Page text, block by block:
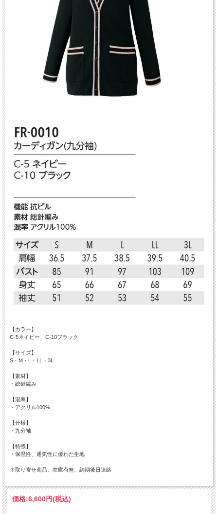
【カラー】
C-5ネイビー C-10ブラック
【サイズ】
S・M・L・LL・3L
【素材】
・総鍵編み
【混率】
・アクリル100%
【仕様】
・九分袖
【特徴】
・保温性、通気性に優れた生地
※取り寄せ商品、在庫有無、納期後日連絡
価格:6,600円(税込)